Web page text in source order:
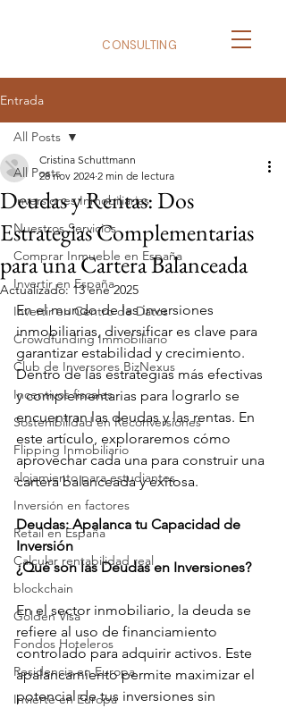
CONSULTING
Entrada
All Posts
Inversiones Inmobiliarias
Nuestros Servicios
Comprar Inmueble en España
Invertir en España
Invertir en Centro de Datos
Crowdfunding Immobiliario
Club de Inversores BizNexus
Incentivos fiscales
Sostenibilidad en Reconversiones
Flipping Inmobiliario
alojamiento para estudiantes
Inversión en factores
Retail en España
Calcular rentabilidad real
blockchain
Golden Visa
Fondos Hoteleros
Residencia en Europa
Invierte en Europa
All Posts
Deudas y Rentas: Dos
Estrategias Complementarias
para una Cartera Balanceada
Cristina Schuttmann
28 nov 2024 2 min de lectura
Actualizado: 13 ene 2025
En el mundo de las inversiones
inmobiliarias, diversificar es clave para
garantizar estabilidad y crecimiento.
Dentro de las estrategias más efectivas
y complementarias para lograrlo se
encuentran las deudas y las rentas. En
este artículo, exploraremos cómo
aprovechar cada una para construir una
cartera balanceada y exitosa.
Deudas: Apalanca tu Capacidad de
Inversión
¿Qué son las Deudas en Inversiones?
En el sector inmobiliario, la deuda se
refiere al uso de financiamiento
controlado para adquirir activos. Este
apalancamiento permite maximizar el
potencial de tus inversiones sin